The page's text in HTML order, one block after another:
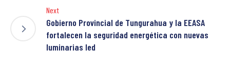
Next
Gobierno Provincial de Tungurahua y la EEASA
fortalecen la seguridad energética con nuevas
luminarias led